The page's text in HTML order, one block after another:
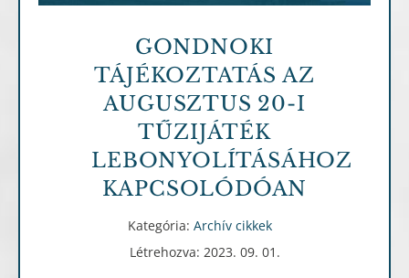
GONDNOKI
TÁJÉKOZTATÁS AZ
AUGUSZTUS 20-I
TŰZIJÁTÉK
LEBONYOLÍTÁSÁHOZ
KAPCSOLÓDÓAN
Kategória: Archív cikkek
Létrehozva: 2023. 09. 01.